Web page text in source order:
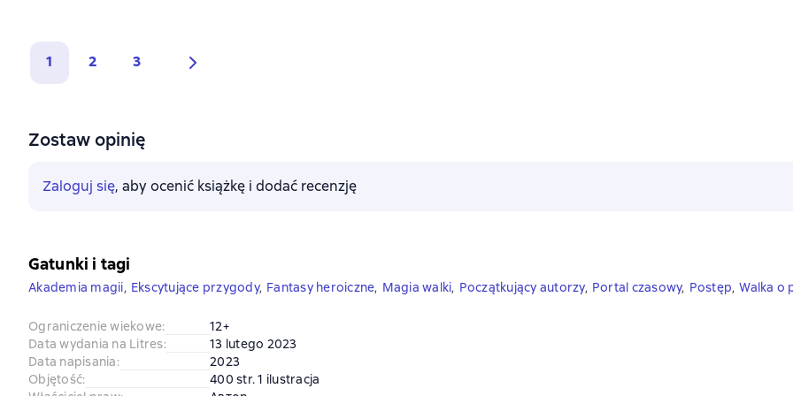
1 2 3
Zostaw opinię
Zaloguj się, aby ocenić książkę i dodać recenzję
Gatunki i tagi
Akademia magii, Ekscytujące przygody, Fantasy heroiczne, Magia walki, Początkujący autorzy, Portal czasowy, Postęp, Walka o
Ograniczenie wiekowe:
12+
Data wydania na Litres:
13 lutego 2023
Data napisania:
2023
Objętość:
400 str. 1 ilustracja